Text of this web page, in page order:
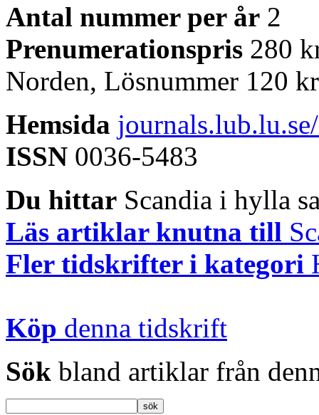
Antal nummer per år 2
Prenumerationspris 280
Norden, Lösnummer 120
Hemsida
ISSN 0036-5483
Du hittar Scandia i hylla
Läs artiklar knutna till
Fler tidskrifter i kategori
Köp denna tidskrift
Sök bland artiklar från